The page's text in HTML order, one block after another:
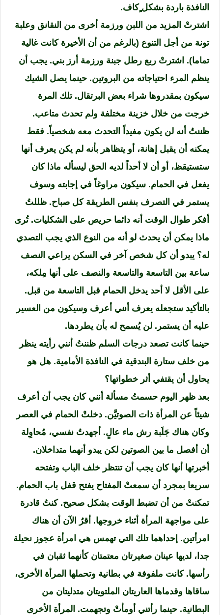
النافذة باردة بشكل ٍكاف.
اشترتْ المزيد من اللبن ورزمة أخرى من النقانق وعلبة
تونة من أجل التنوع (بالرغم من أن الأخيرة كانت غالية
تماما). اشترتْ ربع رطل جبنة ورزمة أرز بني. يجب أن
ينظم المرء احتياجاته من البروتين. حينما يصل الشيك
سيكون بمقدروها شراء بعض البرتقال. تلك المرة
خرجت من خلال خزينة مختلفة ولم تحدث متاعب.
ظننتُ أنه لن يكون مفيداً التحدث معه شخصياً. فقط
يمكنه أن يقبل إهانة، أو يتظاهر بأنه لم يكن يعرف أنها
ستستيقظ، أو أن لا أحداً لديه الحق ليسأله ماذا كان
يفعل في الحمام. سيكون مراوغاً في إجابته وسوف
يستمر في التصرف بنفس الطريقة كل صباح. ظللتُ
أفكر طوال الوقت أنه دائما حريص على الشكليات. تُرى
ماذا يمكن أن يحدث لو أنه من النوع الذي يجب التصدي
له؟ يبدو أن كل شخص آخر في السكن يراعي النصف
ساعة بين التاسعة والتاسعة والنصف على أنها مِلكه،
على الأقل لا أحد يدخل الحمام قبل التاسعة من قبل.
بالتأكيد ستجعله يعرف أنني أعرف وسيكون من العسير
عليه أن يستمر. لن يُسمح له بأن يطردها.
حينما كانت تصعد درجات السلم ظننتُ أنني رأيته ينظر
من خلف ستارة البندقية في النافذة الأمامية. هل هو
يحاول أن يقتفي أثر خطواتها؟
بعد ظهر اليوم حسمتُ مسألة أنني كان يجب أن أعرف
شيئاً عن المرأة ذات الصوتيَّن. دخلتْ الحمام في العصر
وكان هناك جَلَبة رش ماء عالٍ. أجهدتُ نفسي، مُحاوِلة
أن أفصل ما بين الصوتين لكن يبدو أنهما متداخلان.
أخبرتها أنها كان يجب أن تنتظر خلف الباب وتفتحه
سريعا بمجرد أن سمعتْ المفتاح يفتح قفل باب الحمام.
تمكنتْ من أن تضبط الوقت بشكل صحيح. كنتُ قادرة
على مواجهة المرأة أثناء خروجها. أقرُ الآن أن هناك
امرأتين. إحداهما تلك التي تهمس هي امرأة عجوز نحيلة
جدا، لديها عينان صغيرتان معتمتان كأنهما ثقبان في
رأسها. كانت ملفوفة في بطانية وتحملها المرأة الأخرى،
ساقاها وقدماها العاريتان الملتويتان متدليتان من
البطانية. حينما رأتني أومأتْ وتجهمت. المرأة الأخرى